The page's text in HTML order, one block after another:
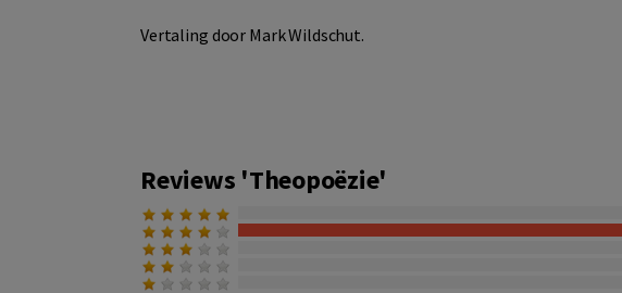
Vertaling door Mark Wildschut.
Reviews 'Theopoëzie'